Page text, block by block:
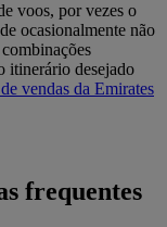
voos, por vezes o
ocasionalmente não
itinerário desejado
vendas da Emirates
frequentes